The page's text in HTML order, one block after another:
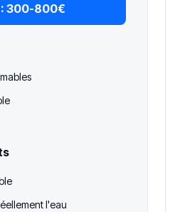
300-800€
l'eau